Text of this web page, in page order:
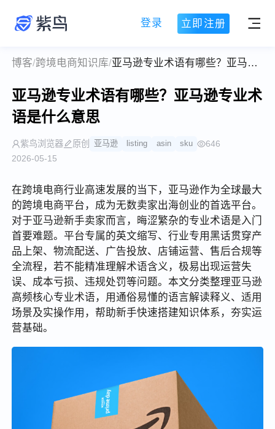
登录 立即注册
博客/跨境电商知识库/ 亚马逊专业术语有哪些？亚马逊专业术语是什么意思
亚马逊专业术语有哪些？亚马逊专业术
语是什么意思
紫鸟浏览器 原创 亚马逊 listing asin sku
646
2026-05-15
在跨境电商行业高速发展的当下，亚马逊作为全球最大
的跨境电商平台，成为无数卖家出海创业的首选平台。
对于亚马逊新手卖家而言，晦涩繁杂的专业术语是入门
首要难题。平台专属的英文缩写、行业专用黑话贯穿产
品上架、物流配送、广告投放、店铺运营、售后合规等
全流程，若不能精准理解术语含义，极易出现运营失
误、成本亏损、违规处罚等问题。本文分类整理亚马逊
高频核心专业术语，用通俗易懂的语言解读释义、适用
场景及实操作用，帮助新手快速搭建知识体系，夯实运
营基础。